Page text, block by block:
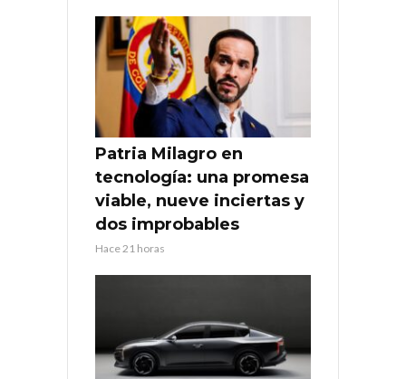
Patria Milagro en
tecnología: una promesa
viable, nueve inciertas y
dos improbables
Hace 21 horas